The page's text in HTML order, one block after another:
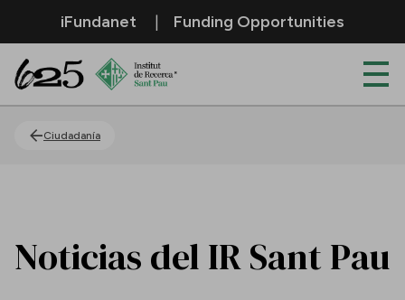
Saltar al contenido principal
iFundanet Funding Opportunities
Ciudadanía
Noticias del IR Sant Pau